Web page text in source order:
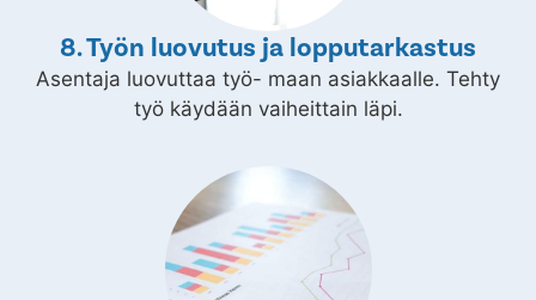
8. Työn luovutus ja lopputarkastus
Asentaja luovuttaa työ- maan asiakkaalle. Tehty
työ käydään vaiheittain läpi.